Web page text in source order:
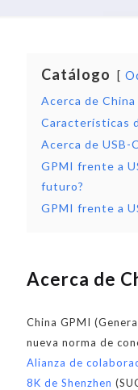
Catálogo
Acerca de China
Características
Acerca de USB-C
GPMI frente a
futuro?
GPMI frente a
Acerca de
China GPMI
nueva norma de
Alianza de
8K de Shenzhen